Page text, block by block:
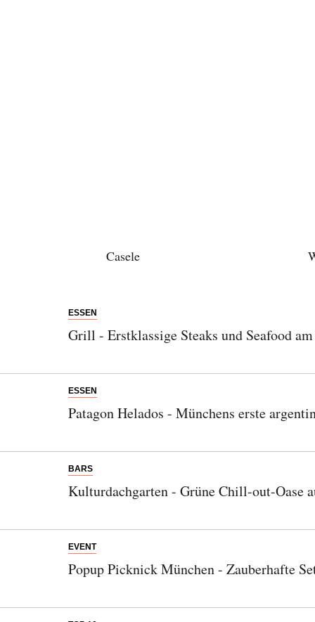
Casele
ESSEN
Grill - Erstklassige Steaks und Seafood
ESSEN
Patagon Helados - Münchens erste
BARS
Kulturdachgarten - Grüne Chill-out-Oase
EVENT
Popup Picknick München - Zauberhafte